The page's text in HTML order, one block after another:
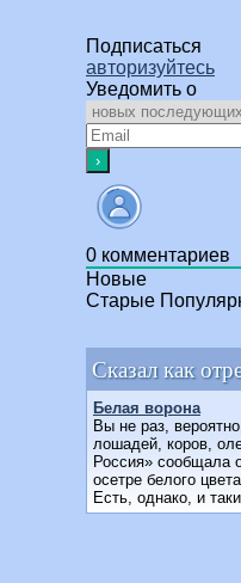
Подписаться
авторизуйтесь
Уведомить о
0 комментариев
Новые
Старые
Сказал как
Белая ворона
Вы не раз,
лошадей, коров,
Россия» сообщала
осетре белого
Есть, однако, и